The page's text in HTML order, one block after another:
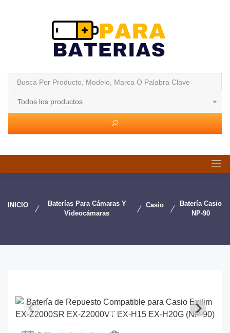
Todos los productos
INICIO
Baterías Para Cámaras Y
Videocámaras
Casio
Batería Casio
NP-90